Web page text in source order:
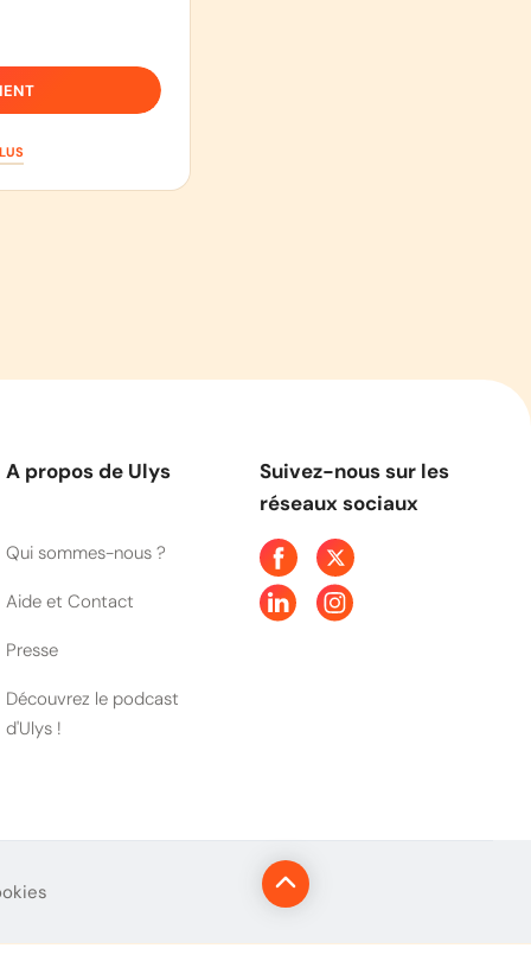
A propos de Ulys
Qui sommes-nous ?
Aide et Contact
Presse
Découvrez le podcast
d'Ulys !
Suivez-nous sur les
réseaux sociaux